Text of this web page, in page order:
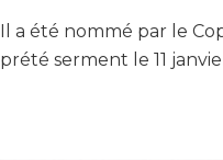
Il a été nommé par le
prété serment le 11